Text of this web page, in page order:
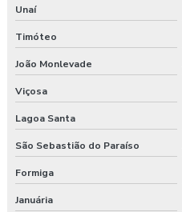
Unaí
Timóteo
João Monlevade
Viçosa
Lagoa Santa
São Sebastião do Paraíso
Formiga
Januária